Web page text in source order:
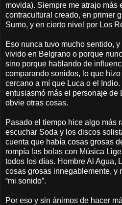
movida). Siempre me atrajo más
contracultural creado, en primer
Sumo, y en cierto nivel por Los
Eso nunca tuvo mucho sentido,
vivido en Belgrano o porque
sino porque hablando de
comparando sonidos, lo que
cercano a mí que Luca o el
entusiasmó más el personaje de
obvie otras cosas.
Pasado el tiempo hice algo más
escuchar Soda y los discos
cuenta que había cosas grosas
rompía las bolas con Música
todos los días. Hombre Al Agua,
cosas grosas innegablemente, y
“mi sonido”.
Por eso y sin ánimos de hacer